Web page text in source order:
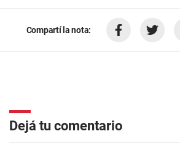
Compartí la nota:
Dejá tu comentario